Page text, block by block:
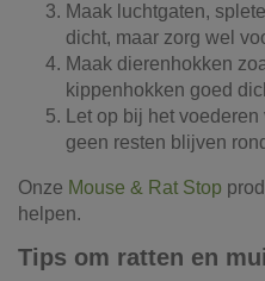
Maak luchtgaten,
dicht, maar zorg wel
Maak dierenhokken
kippenhokken goed
Let op bij het
geen resten blijven
Onze Mouse & Rat Stop
helpen.
Tips om ratten en